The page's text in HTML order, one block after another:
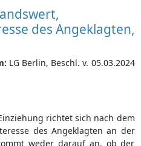
des Angeklagten,
LG Berlin, Beschl. v. 05.03.2024
richtet sich nach dem
des Angeklagten an der
weder darauf an, ob der